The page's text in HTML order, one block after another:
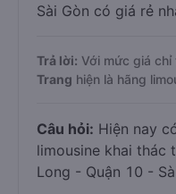
Sài Gòn có giá rẻ
Trả lời: Với mức giá chỉ
Trang hiện là hãng
Câu hỏi: Hiện nay
limousine khai thác
Long - Quận 10 -